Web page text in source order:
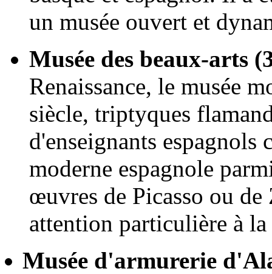
un musée ouvert et
Musée des beaux-arts
Renaissance, le musée
siècle, triptyques
d'enseignants espagnols
moderne espagnole
œuvres de Picasso ou de
attention particulière à
Musée d'armurerie